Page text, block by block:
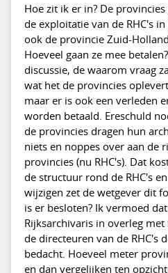
Hoe zit ik er in? De
de exploitatie van de RHC's
ook de provincie Zuid-
Hoeveel gaan ze mee
discussie, de waarom vraag
wat het de provincies
maar er is ook een verleden
worden betaald. Ereschuld
de provincies dragen hun
niets en noppes over aan de
provincies (nu RHC's). Dat
de structuur rond de RHC's
wijzigen zet de wetgever dit
is er besloten? Ik vermoed
Rijksarchivaris in overleg
de directeuren van de RHC's
bedacht. Hoeveel meter
en dan vergelijken ten